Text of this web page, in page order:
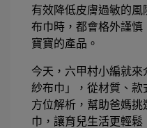
有效降低皮膚過敏的
布巾時，都會格外謹
寶寶的產品。
今天，六甲村小編就
紗布巾」，從材質、款
方位解析，幫助爸媽
巾，讓育兒生活更輕